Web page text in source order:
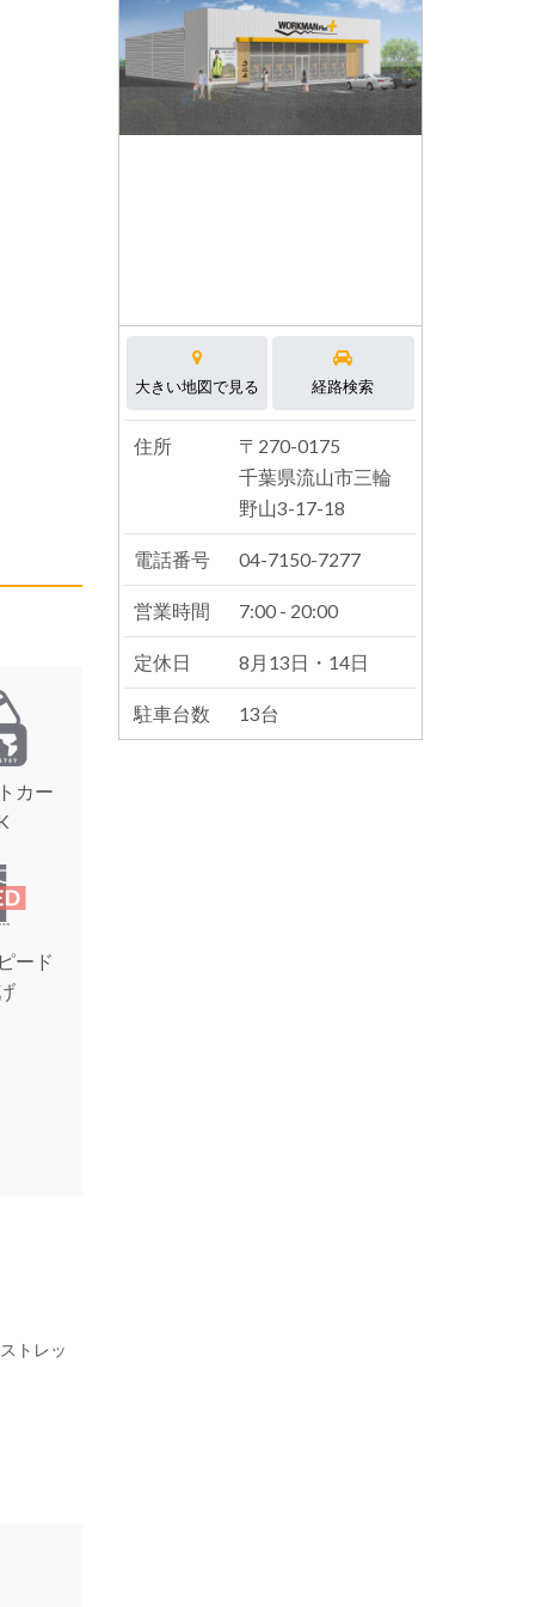
カー
ード
トレッ
大きい地図で見る 経路検索
住所
〒270-0175
千葉県流山市三輪
野山3-17-18
電話番号 04-7150-7277
営業時間 7:00 - 20:00
定休日 8月13日・14日
駐車台数 13台